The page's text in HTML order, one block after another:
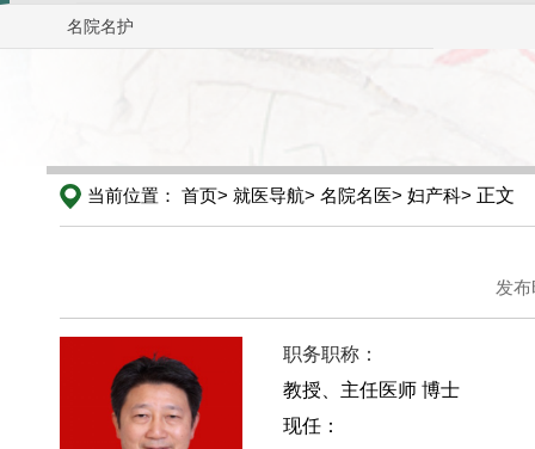
名院名护
当前位置： 首页> 就医导航> 名院名医> 妇产科> 正文
发
职务职称：
教授、主任医师 博士
现任：